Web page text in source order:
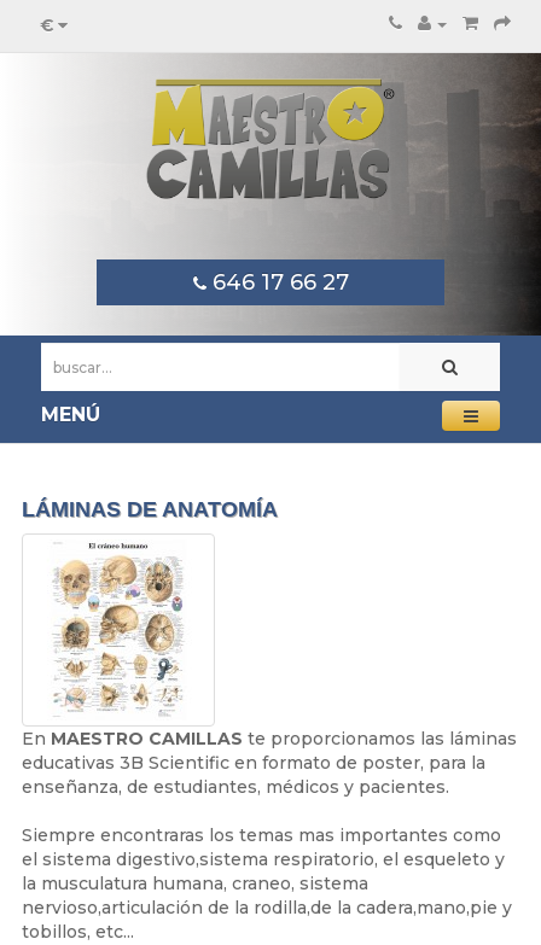
€
646 17 66 27
MENÚ
LÁMINAS DE ANATOMÍA
En MAESTRO CAMILLAS te proporcionamos las láminas
educativas 3B Scientific en formato de poster, para la
enseñanza, de estudiantes, médicos y pacientes.
Siempre encontraras los temas mas importantes como
el sistema digestivo,sistema respiratorio, el esqueleto y
la musculatura humana, craneo, sistema
nervioso,articulación de la rodilla,de la cadera,mano,pie y
tobillos, etc...